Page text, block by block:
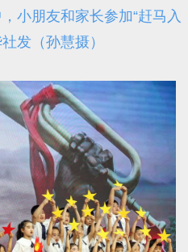
小朋友和家长参加“赶马入
发（孙慧摄）